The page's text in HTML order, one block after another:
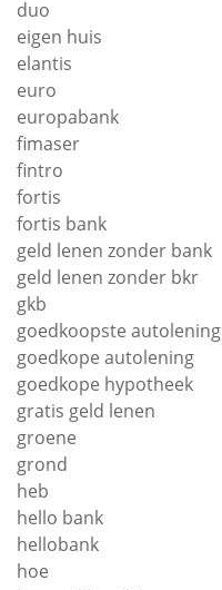
duo
eigen huis
elantis
euro
europabank
fimaser
fintro
fortis
fortis bank
geld lenen zonder bank
geld lenen zonder bkr
gkb
goedkoopste autolening
goedkope autolening
goedkope hypotheek
gratis geld lenen
groene
grond
heb
hello bank
hellobank
hoe